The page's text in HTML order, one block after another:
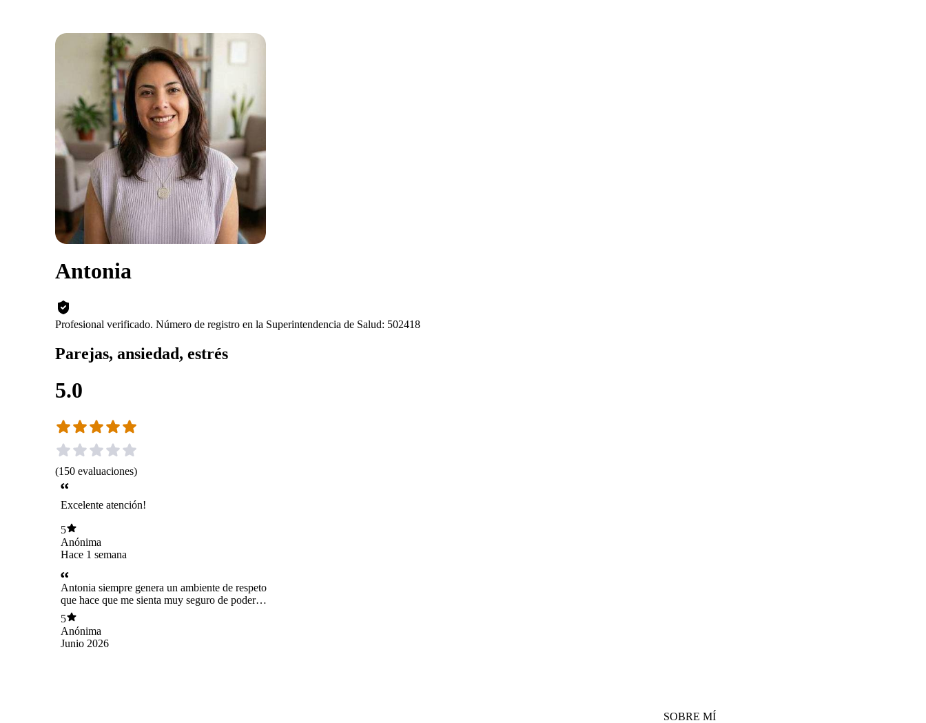
Antonia
Profesional verificado. Número de registro en la Superintendencia de Salud: 502418
Parejas, ansiedad, estrés
5.0
(150 evaluaciones)
Excelente atención!
5
Anónima
Hace 1 semana
Antonia siempre genera un ambiente de respeto
que hace que me sienta muy seguro de poder
expresar todo lo que pienso y siento.
5
Anónima
Junio 2026
SOBRE MÍ